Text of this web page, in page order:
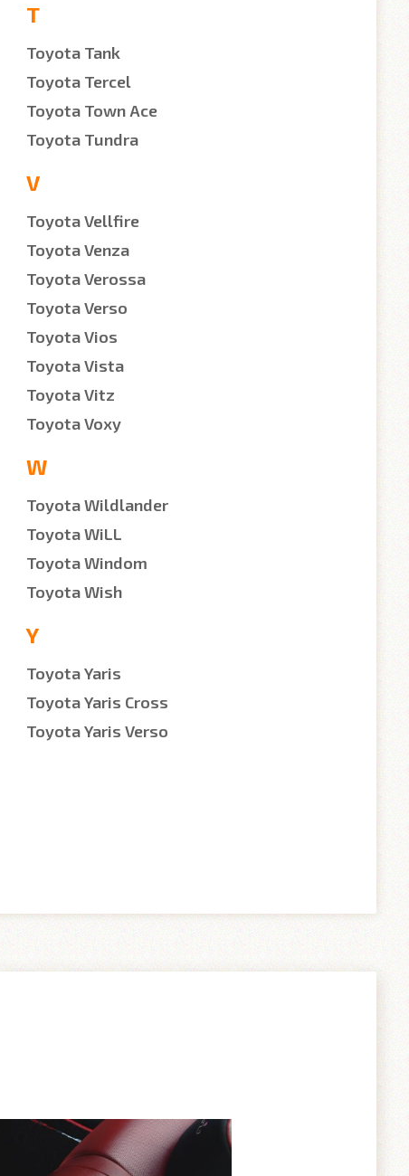
T
Toyota Tank
Toyota Tercel
Toyota Town Ace
Toyota Tundra
V
Toyota Vellfire
Toyota Venza
Toyota Verossa
Toyota Verso
Toyota Vios
Toyota Vista
Toyota Vitz
Toyota Voxy
W
Toyota Wildlander
Toyota WiLL
Toyota Windom
Toyota Wish
Y
Toyota Yaris
Toyota Yaris Cross
Toyota Yaris Verso